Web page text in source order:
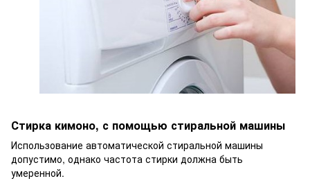
Стирка кимоно, с помощью стиральной машины
Использование автоматической стиральной машины
допустимо, однако частота стирки должна быть
умеренной.